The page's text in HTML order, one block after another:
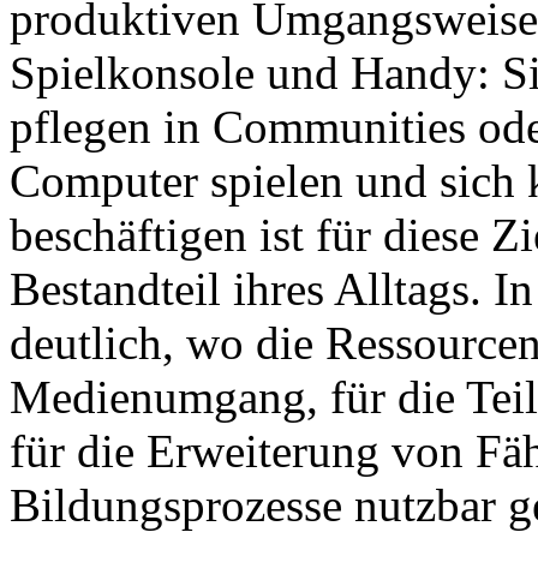
produktiven
Spielkonsole und Handy:
pflegen in Communities
Computer spielen und
beschäftigen ist für diese
Bestandteil ihres Alltags.
deutlich, wo die
Medienumgang, für die
für die Erweiterung von
Bildungsprozesse nutzbar